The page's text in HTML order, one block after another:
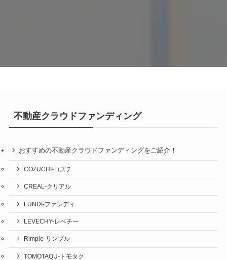
不動産クラウドファンディング
おすすめの不動産クラウドファンディングをご紹介！
COZUCHI-コズチ
CREAL-クリアル
FUNDI-ファンディ
LEVECHY-レベチー
Rimple-リンプル
TOMOTAQU-トモタク